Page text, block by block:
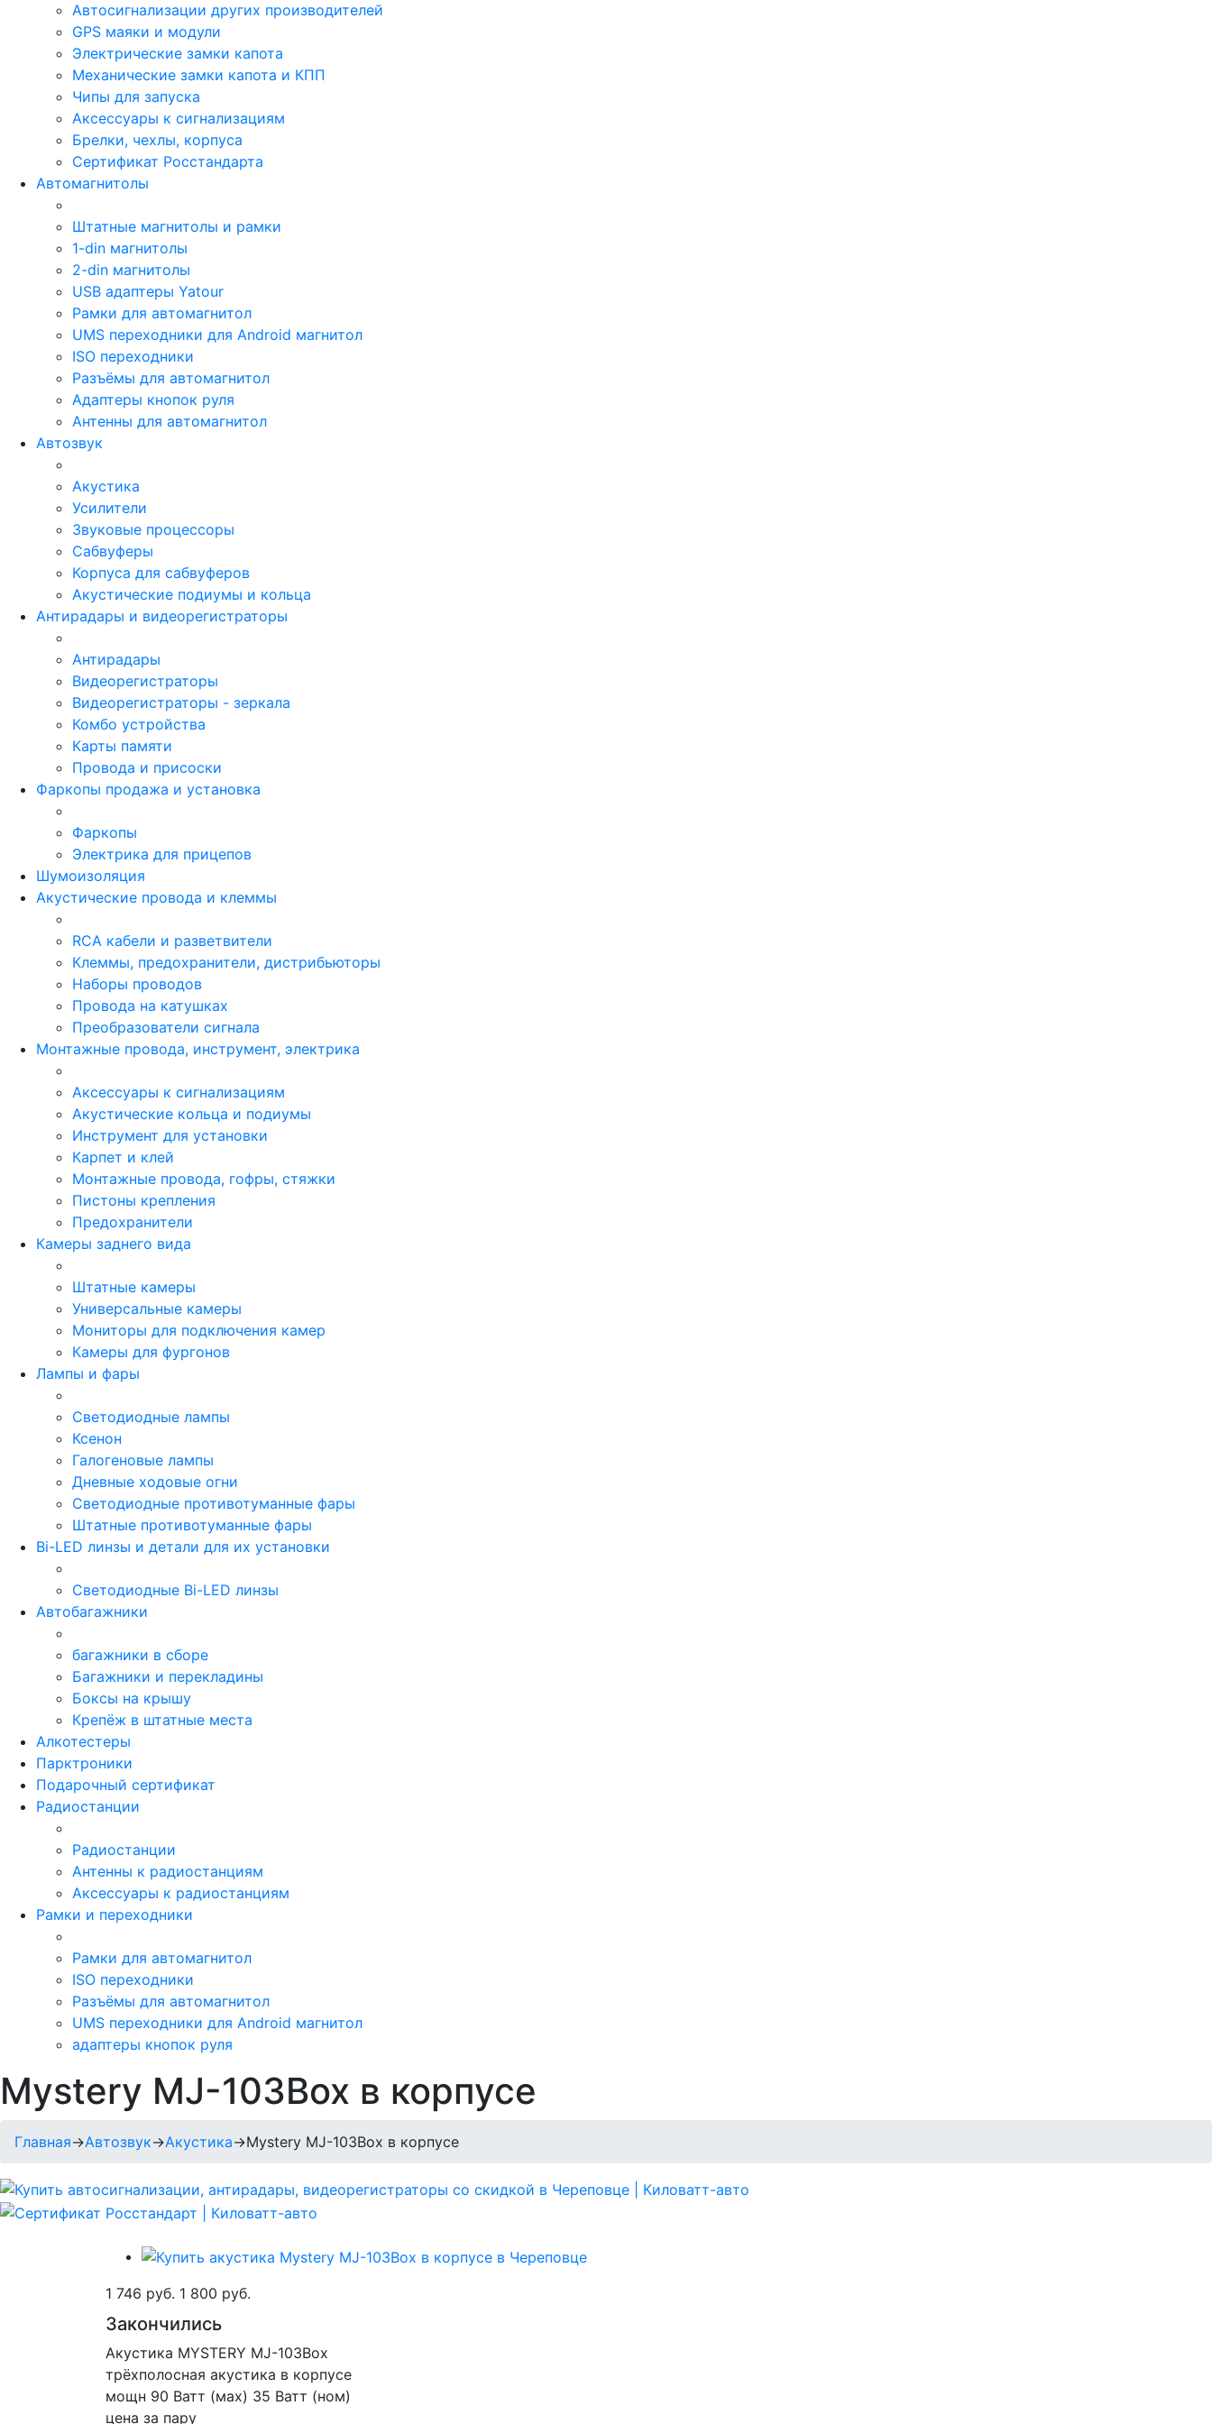
Автосигнализации других производителей
GPS маяки и модули
Электрические замки капота
Механические замки капота и КПП
Чипы для запуска
Аксессуары к сигнализациям
Брелки, чехлы, корпуса
Сертификат Росстандарта
Автомагнитолы
Штатные магнитолы и рамки
1-din магнитолы
2-din магнитолы
USB адаптеры Yatour
Рамки для автомагнитол
UMS переходники для Android магнитол
ISO переходники
Разъёмы для автомагнитол
Адаптеры кнопок руля
Антенны для автомагнитол
Автозвук
Акустика
Усилители
Звуковые процессоры
Сабвуферы
Корпуса для сабвуферов
Акустические подиумы и кольца
Антирадары и видеорегистраторы
Антирадары
Видеорегистраторы
Видеорегистраторы - зеркала
Комбо устройства
Карты памяти
Провода и присоски
Фаркопы продажа и установка
Фаркопы
Электрика для прицепов
Шумоизоляция
Акустические провода и клеммы
RCA кабели и разветвители
Клеммы, предохранители, дистрибьюторы
Наборы проводов
Провода на катушках
Преобразователи сигнала
Монтажные провода, инструмент, электрика
Аксессуары к сигнализациям
Акустические кольца и подиумы
Инструмент для установки
Карпет и клей
Монтажные провода, гофры, стяжки
Пистоны крепления
Предохранители
Камеры заднего вида
Штатные камеры
Универсальные камеры
Мониторы для подключения камер
Камеры для фургонов
Лампы и фары
Светодиодные лампы
Ксенон
Галогеновые лампы
Дневные ходовые огни
Светодиодные противотуманные фары
Штатные противотуманные фары
Bi-LED линзы и детали для их установки
Светодиодные Bi-LED линзы
Автобагажники
багажники в сборе
Багажники и перекладины
Боксы на крышу
Крепёж в штатные места
Алкотестеры
Парктроники
Подарочный сертификат
Радиостанции
Радиостанции
Антенны к радиостанциям
Аксессуары к радиостанциям
Рамки и переходники
Рамки для автомагнитол
ISO переходники
Разъёмы для автомагнитол
UMS переходники для Android магнитол
адаптеры кнопок руля
Mystery MJ-103Box в корпусе
Главная→Автозвук→Акустика→Mystery MJ-103Box в корпусе
1 746 руб. 1 800 руб.
Закончились
Акустика MYSTERY MJ-103Box
трёхполосная акустика в корпусе
мощн 90 Ватт (мах) 35 Ватт (ном)
цена за пару